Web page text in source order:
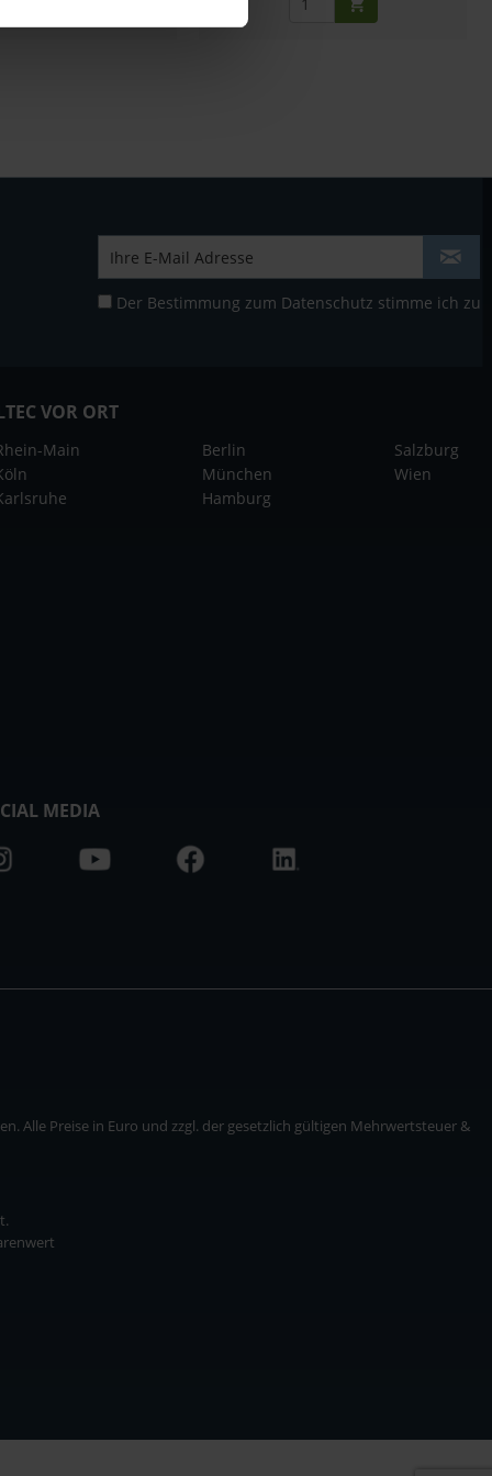
Der Bestimmung zum Datenschutz stimme ich zu
VOR ORT
Main
Berlin
München
Hamburg
Salzburg
Wien
MEDIA
Alle Preise in Euro und zzgl. der gesetzlich gültigen Mehrwertsteuer &